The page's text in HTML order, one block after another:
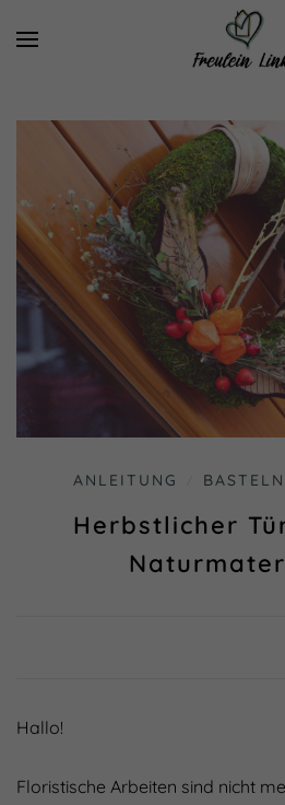
ANLEITUNG
Herbstlicher
Hallo!
Floristische Arbeiten sind nicht